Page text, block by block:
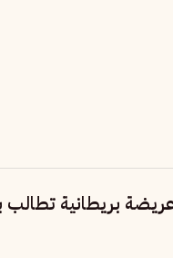
عريضة بريطانية